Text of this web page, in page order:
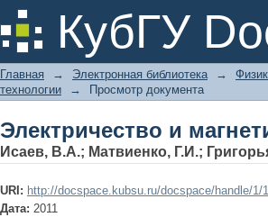
КубГУ
Электричество и
Главная → Электронная библиотека →
технологии
→ Просмотр документа
Электричество и
Исаев, В.А.; Матвиенко, Г.И.;
URI: http://docspace.kubsu.ru/docspace/handle/1/
Дата: 2011